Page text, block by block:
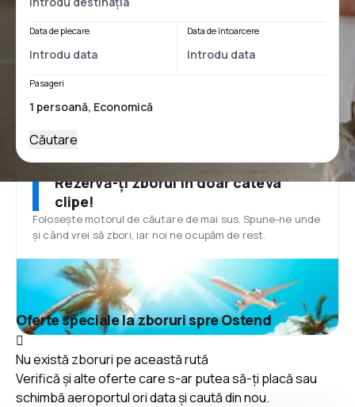
Data de plecare Data de întoarcere
Pasageri
Căutare
Rezervă-ți zborul în doar câteva
clipe!
Folosește motorul de căutare de mai sus. Spune-ne unde
și când vrei să zbori, iar noi ne ocupăm de rest.
Oferte speciale la zboruri spre Ostend
Nu există zboruri pe această rută
Verifică și alte oferte care s-ar putea să-ți placă sau
schimbă aeroportul ori data și caută din nou.